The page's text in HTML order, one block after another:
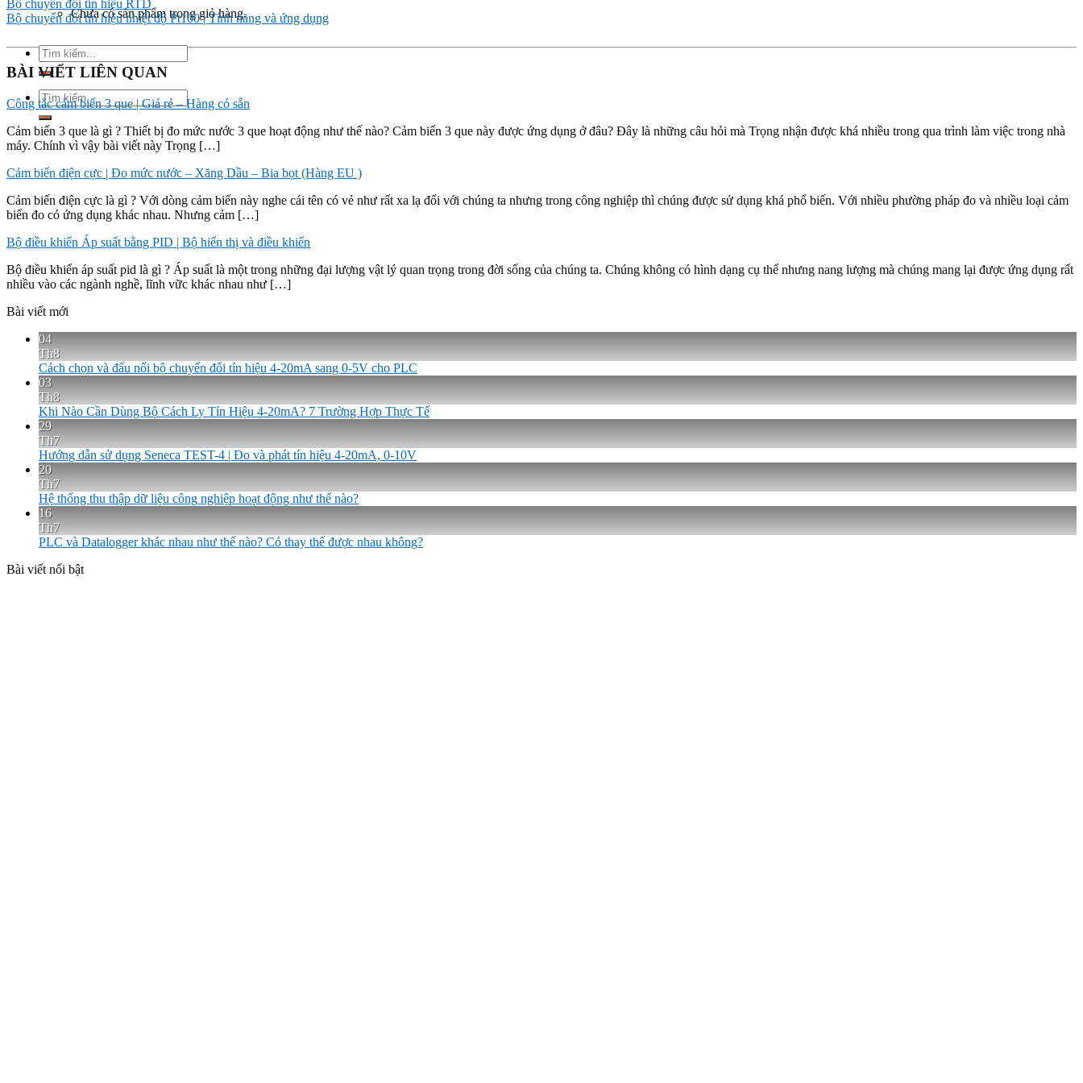
Chưa có sản phẩm trong giỏ hàng.
Tìm
kiếm:
Tìm
kiếm:
Bộ chuyển đổi tín hiệu RTD
Bộ chuyển đổi tín hiệu nhiệt độ Pt100 | Tính năng và ứng dụng
BÀI VIẾT LIÊN QUAN
Công tắc cảm biến 3 que | Giá rẻ – Hàng có sẵn
Cảm biến 3 que là gì ? Thiết bị đo mức nước 3 que hoạt động như thế nào? Cảm biến 3 que này được ứng dụng ở đâu? Đây là những câu hỏi mà Trọng nhận được khá nhiều trong qua trình làm việc trong nhà
máy. Chính vì vậy bài viết này Trọng […]
Cảm biến điện cực | Đo mức nước – Xăng Dầu – Bia bọt (Hàng EU )
Cảm biến điện cực là gì ? Với dòng cảm biến này nghe cái tên có vẻ như rất xa lạ đối với chúng ta nhưng trong công nghiệp thì chúng được sử dụng khá phổ biến. Với nhiều phường pháp đo và nhiều loại cảm
biến đo có ứng dụng khác nhau. Nhưng cảm […]
Bộ điều khiển Áp suất bằng PID | Bộ hiển thị và điều khiển
Bộ điều khiển áp suất pid là gì ? Áp suất là một trong những đại lượng vật lý quan trọng trong đời sống của chúng ta. Chúng không có hình dạng cụ thể nhưng nang lượng mà chúng mang lại được ứng dụng rất
nhiều vào các ngành nghề, lĩnh vữc khác nhau như […]
Bài viết mới
04
Th8
Cách chọn và đấu nối bộ chuyển đổi tín hiệu 4-20mA sang 0-5V cho PLC
03
Th8
Khi Nào Cần Dùng Bộ Cách Ly Tín Hiệu 4-20mA? 7 Trường Hợp Thực Tế
29
Th7
Hướng dẫn sử dụng Seneca TEST-4 | Đo và phát tín hiệu 4-20mA, 0-10V
20
Th7
Hệ thống thu thập dữ liệu công nghiệp hoạt động như thế nào?
16
Th7
PLC và Datalogger khác nhau như thế nào? Có thay thế được nhau không?
Bài viết nổi bật